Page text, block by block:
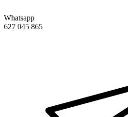
Whatsapp
627 045 865